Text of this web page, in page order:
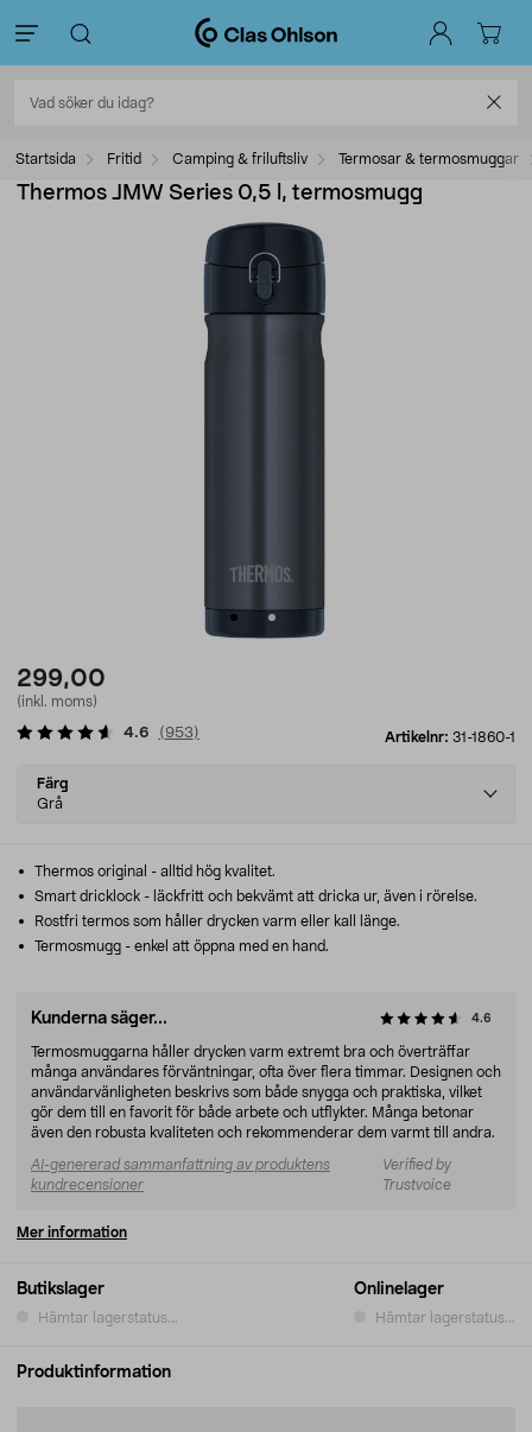
Startsida Fritid Camping & friluftsliv Termosar & termosmuggar
Thermos JMW Series 0,5 l, termosmugg
299,00
(inkl. moms)
Artikelnr: 31-1860-1
4.6 (953)
Select
variant
Färg
Grå
Butikslager
Hämtar lagerstatus...
Onlinelager
Hämtar lagerstatus...
Thermos original - alltid hög kvalitet.
Smart dricklock - läckfritt och bekvämt att dricka ur, även i rörelse.
Rostfri termos som håller drycken varm eller kall länge.
Termosmugg - enkel att öppna med en hand.
Kunderna säger... 4.6
Termosmuggarna håller drycken varm extremt bra och överträffar
många användares förväntningar, ofta över flera timmar. Designen och
användarvänligheten beskrivs som både snygga och praktiska, vilket
gör dem till en favorit för både arbete och utflykter. Många betonar
även den robusta kvaliteten och rekommenderar dem varmt till andra.
AI-genererad sammanfattning av produktens
kundrecensioner
Verified by
Trustvoice
Mer information
Produktinformation